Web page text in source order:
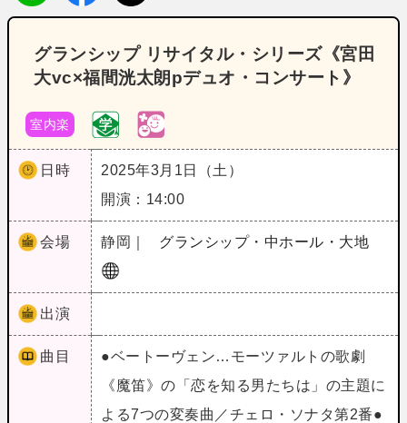
グランシップ リサイタル・シリーズ《宮田
大vc×福間洸太朗pデュオ・コンサート》
室内楽
日時
2025年3月1日（土）
開演：14:00
会場 静岡｜ グランシップ・中ホール・大地
出演
曲目
●ベートーヴェン…モーツァルトの歌劇
《魔笛》の「恋を知る男たちは」の主題に
よる7つの変奏曲／チェロ・ソナタ第2番●